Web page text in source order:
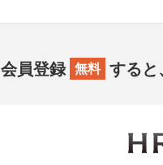
会員登録 無料 すると